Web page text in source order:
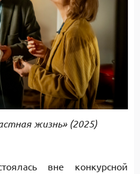
жизнь» (2025)
вне конкурсной